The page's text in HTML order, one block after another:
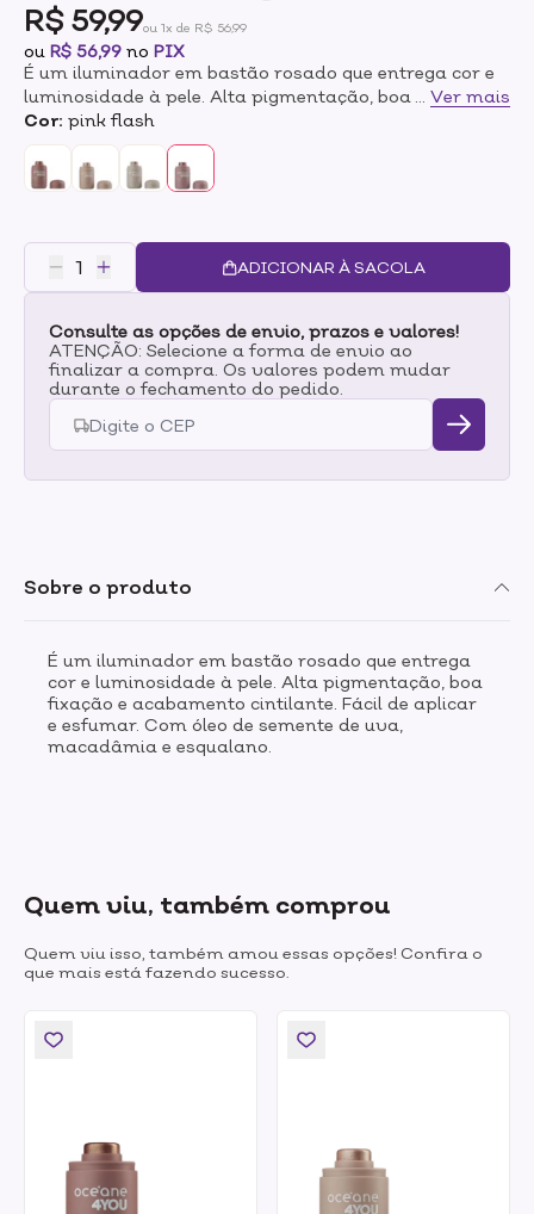
R$ 59,99ou 1x de R$ 56,99
ou R$ 56,99 no PIX
É um iluminador em bastão rosado que entrega cor e
luminosidade à pele. Alta pigmentação, boa fixação e
acabamento cintilante. Fácil de aplicar e esfumar.
Com óleo de semente de uva, macadâmia e
esqualano.
Ver mais
Cor: pink flash
ADICIONAR À SACOLA
Consulte as opções de envio, prazos e valores!
ATENÇÃO: Selecione a forma de envio ao
finalizar a compra. Os valores podem mudar
durante o fechamento do pedido.
Sobre o produto
É um iluminador em bastão rosado que entrega
cor e luminosidade à pele. Alta pigmentação, boa
fixação e acabamento cintilante. Fácil de aplicar
e esfumar. Com óleo de semente de uva,
macadâmia e esqualano.
Quem viu, também comprou
Quem viu isso, também amou essas opções! Confira o
que mais está fazendo sucesso.